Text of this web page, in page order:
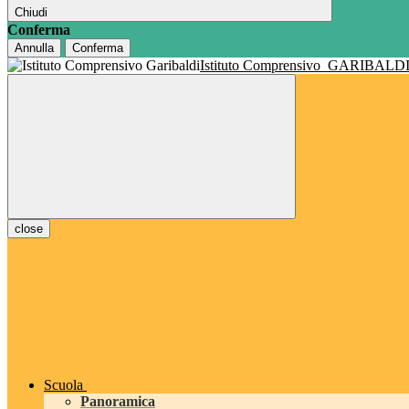
Chiudi
Conferma
Annulla Conferma
Istituto Comprensivo GARIBALDI
close
Scuola
Panoramica